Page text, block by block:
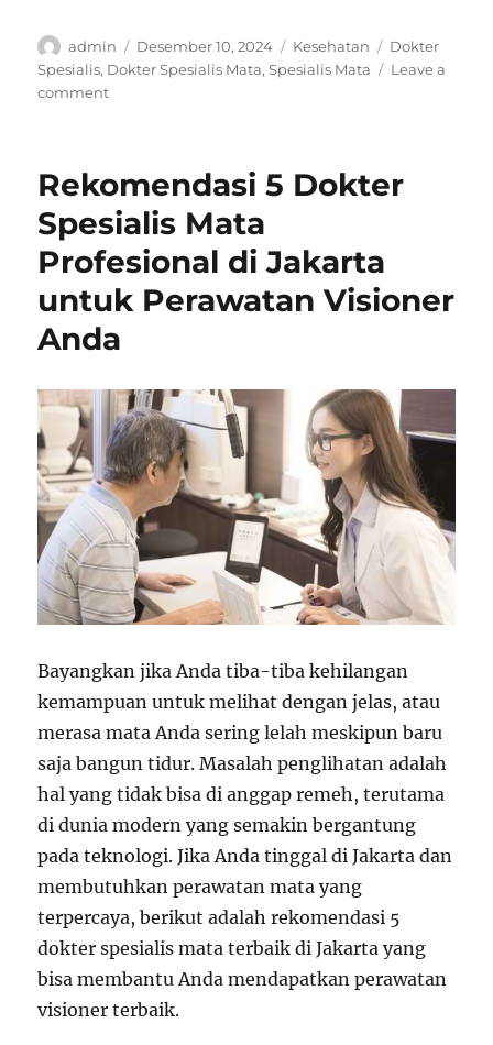
Author
admin
Posted
on
Desember 10, 2024 Categories
Kesehatan Tags
Dokter
Spesialis, Dokter Spesialis Mata,Spesialis Mata
Leave a
commenton
5
Dokter
Spesialis
Mata
Favorit
di
Rekomendasi 5 Dokter
Spesialis Mata
Profesional di Jakarta
untuk Perawatan Visioner
Anda
Bayangkan jika Anda tiba-tiba kehilangan
kemampuan untuk melihat dengan jelas, atau
merasa mata Anda sering lelah meskipun baru
saja bangun tidur. Masalah penglihatan adalah
hal yang tidak bisa di anggap remeh, terutama
di dunia modern yang semakin bergantung
pada teknologi. Jika Anda tinggal di Jakarta dan
membutuhkan perawatan mata yang
terpercaya, berikut adalah rekomendasi 5
dokter spesialis mata terbaik di Jakarta yang
bisa membantu Anda mendapatkan perawatan
visioner terbaik.